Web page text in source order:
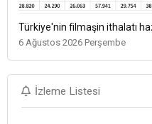
Türkiye'nin filmaşin ithalatı
6 Ağustos 2026 Perşembe
İzleme Listesi